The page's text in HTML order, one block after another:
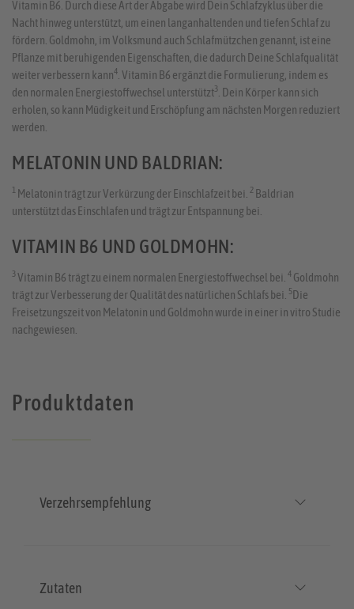
Vitamin B6. Durch diese Art der Abgabe wird Dein Schlafzyklus über die
Nacht hinweg unterstützt, um einen langanhaltenden und tiefen Schlaf zu
fördern. Goldmohn, im Volksmund auch Schlafmützchen genannt, ist eine
Pflanze mit beruhigenden Eigenschaften, die dadurch Deine Schlafqualität
weiter verbessern kann4 . Vitamin B6 ergänzt die Formulierung, indem es
den normalen Energiestoffwechsel unterstützt3 . Dein Körper kann sich
erholen, so kann Müdigkeit und Erschöpfung am nächsten Morgen reduziert
werden.
MELATONIN UND BALDRIAN:
1 Melatonin trägt zur Verkürzung der Einschlafzeit bei. 2 Baldrian
unterstützt das Einschlafen und trägt zur Entspannung bei.
VITAMIN B6 UND GOLDMOHN:
3Vitamin B6 trägt zu einem normalen Energiestoffwechsel bei. 4 Goldmohn
trägt zur Verbesserung der Qualität des natürlichen Schlafs bei.
5Die
Freisetzungszeit von Melatonin und Goldmohn wurde in einer in vitro Studie
nachgewiesen.
Produktdaten
Verzehrsempfehlung
Zutaten